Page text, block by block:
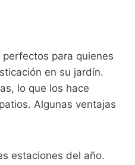
perfectos para quienes
en su jardín.
lo que los hace
Algunas ventajas
estaciones del año.